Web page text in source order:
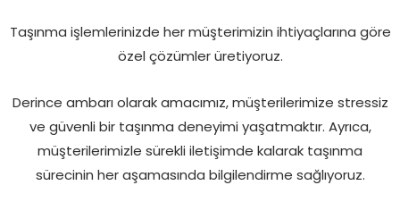
Taşınma işlemlerinizde her müşterimizin ihtiyaçlarına göre
özel çözümler üretiyoruz.
Derince ambarı olarak amacımız, müşterilerimize stressiz
ve güvenli bir taşınma deneyimi yaşatmaktır. Ayrıca,
müşterilerimizle sürekli iletişimde kalarak taşınma
sürecinin her aşamasında bilgilendirme sağlıyoruz.